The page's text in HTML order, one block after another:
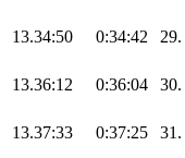
13.34:50 0:34:42 29.
13.36:12 0:36:04 30.
13.37:33 0:37:25 31.